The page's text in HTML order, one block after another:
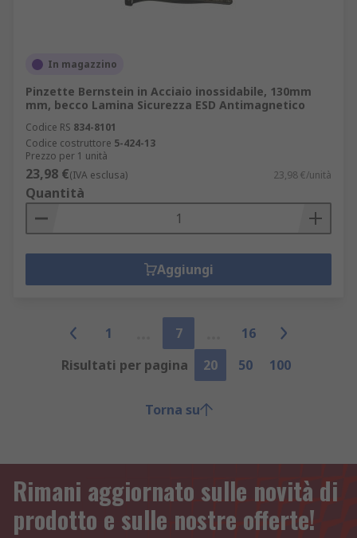
In magazzino
Pinzette Bernstein in Acciaio inossidabile, 130mm
mm, becco Lamina Sicurezza ESD Antimagnetico
Codice RS 834-8101
Codice costruttore 5-424-13
Prezzo per 1 unità
23,98 €(IVA esclusa) 23,98 €/unità
Quantità
Aggiungi
1 7
16
Risultati per pagina
20 50 100
Torna su
Rimani aggiornato sulle novità di
prodotto e sulle nostre offerte!